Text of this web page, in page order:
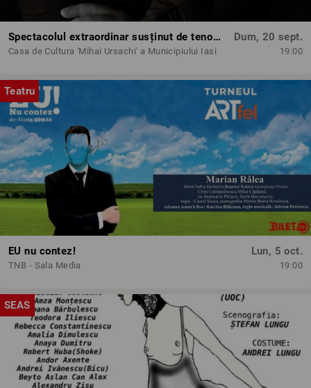
Spectacolul extraordinar susținut de tenorul Paul Cel Mare
Casa de Cultura 'Mihai Ursachi' a Municipiului Iasi
Dum, 20 sept.
19:00
Teatru
EU nu contez!
TNB - Sala Media
Lun, 5 oct.
19:00
SEAS